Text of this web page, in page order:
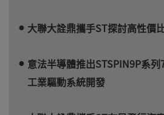
大聯大詮鼎攜手ST探討高性價
意法半導體推出STSPIN9P系
工業驅動系統開發